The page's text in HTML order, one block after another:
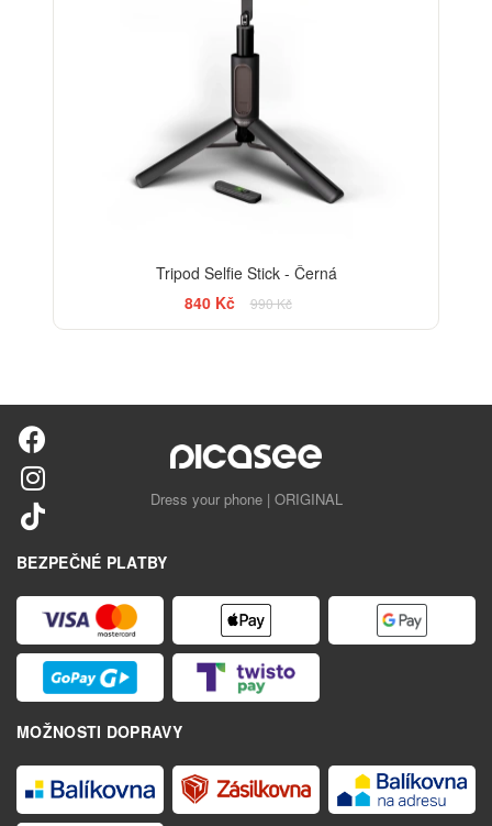
Tripod Selfie Stick - Černá
840 Kč
990 Kč
Dress your phone | ORIGINAL
BEZPEČNÉ PLATBY
MOŽNOSTI DOPRAVY